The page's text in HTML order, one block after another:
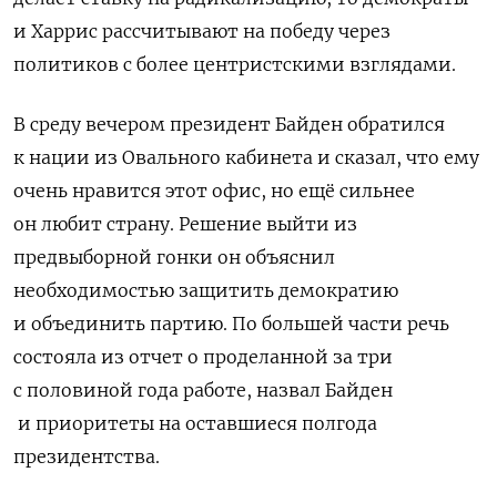
и Харрис рассчитывают на победу через
политиков с более центристскими взглядами.
В среду вечером президент Байден обратился
к нации из Овального кабинета и сказал, что ему
очень нравится этот офис, но ещё сильнее
он любит страну. Решение выйти из
предвыборной гонки он объяснил
необходимостью защитить демократию
и объединить партию. По большей части речь
состояла из отчет о проделанной за три
с половиной года работе, назвал Байден
и приоритеты на оставшиеся полгода
президентства.